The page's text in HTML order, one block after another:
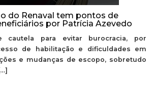
do Renaval tem pontos de
por Patrícia Azevedo
cautela para evitar burocracia, por
de habilitação e dificuldades em
e mudanças de escopo, sobretudo